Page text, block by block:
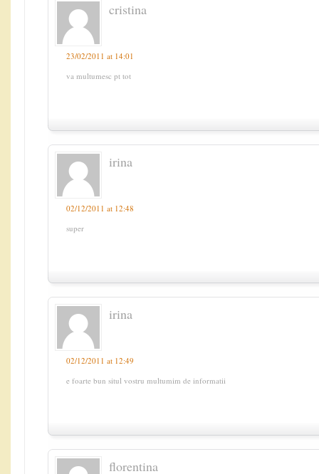
cristina
23/02/2011 at 14:01
va multumesc pt tot
irina
02/12/2011 at 12:48
super
irina
02/12/2011 at 12:49
e foarte bun situl vostru multumim de informatii
florentina